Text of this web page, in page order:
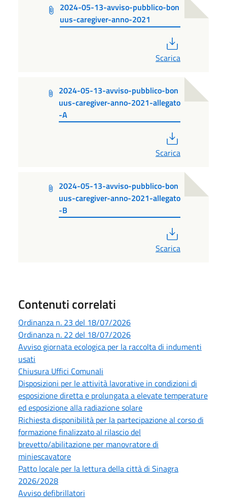
2024-05-13-avviso-pubblico-bon
uus-caregiver-anno-2021
Scarica
2024-05-13-avviso-pubblico-bon
uus-caregiver-anno-2021-allegato
-A
Scarica
2024-05-13-avviso-pubblico-bon
uus-caregiver-anno-2021-allegato
-B
Scarica
Contenuti correlati
Ordinanza n. 23 del 18/07/2026
Ordinanza n. 22 del 18/07/2026
Avviso giornata ecologica per la raccolta di indumenti
usati
Chiusura Uffici Comunali
Disposizioni per le attività lavorative in condizioni di
esposizione diretta e prolungata a elevate temperature
ed esposizione alla radiazione solare
Richiesta disponibilità per la partecipazione al corso di
formazione finalizzato al rilascio del
brevetto/abilitazione per manovratore di
miniescavatore
Patto locale per la lettura della città di Sinagra
2026/2028
Avviso defibrillatori